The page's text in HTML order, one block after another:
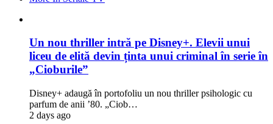
Un nou thriller intră pe Disney+. Elevii unui
liceu de elită devin ținta unui criminal în serie în
„Cioburile”
Disney+ adaugă în portofoliu un nou thriller psihologic cu
parfum de anii ’80. „Ciob…
2 days ago